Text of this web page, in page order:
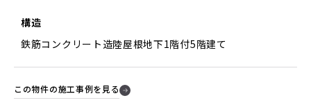
構造
鉄筋コンクリート造陸屋根地下1階付5階建て
この物件の施工事例を見る